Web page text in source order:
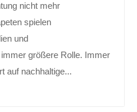
nicht mehr
spielen
und
größere Rolle. Immer
auf nachhaltige...